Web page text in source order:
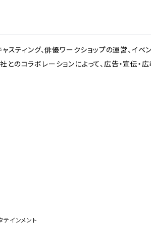
ティング、俳優ワークショップの運営、イベ
のコラボレーションによって、広告・宣伝
インメント